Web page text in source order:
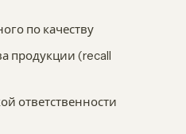
по качеству
продукции (recall
ответственности